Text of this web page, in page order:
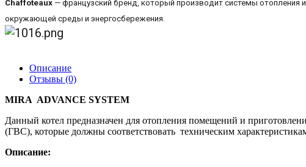
Chaffoteaux — французский бренд, который производит системы отопления
окружающей среды и энергосбережения.
Описание
Отзывы (0)
MIRA ADVANCE SYSTEM
Данный котел предназначен для отопления помещений и
(ГВС), которые должны соответствовать техническим
Описание: